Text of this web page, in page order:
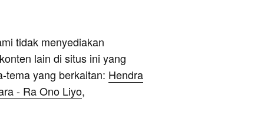
tidak menyediakan
lain di situs ini yang
tema yang berkaitan: Hendra
- Ra Ono Liyo,